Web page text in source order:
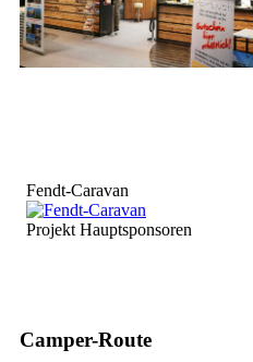
Fendt-Caravan
Projekt Hauptsponsoren
Camper-Route